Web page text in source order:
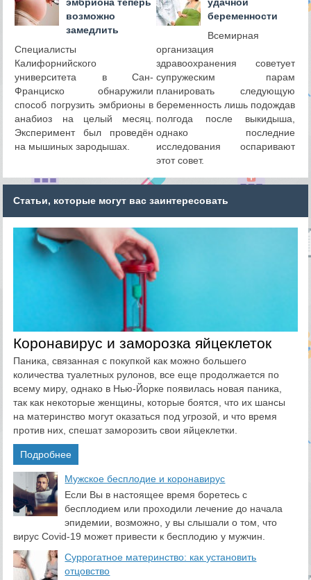
возможно
замедлить
Специалисты
Калифорнийского
университета в Сан-
Франциско обнаружили
способ погрузить эмбрионы в
анабиоз на целый месяц.
Эксперимент был проведён
на мышиных зародышах.
беременности
Всемирная
организация
здравоохранения советует
супружеским парам
планировать следующую
беременность лишь подождав
полгода после выкидыша,
однако последние
исследования оспаривают
этот совет.
Статьи, которые могут вас заинтересовать
Коронавирус и заморозка яйцеклеток
Паника, связанная с покупкой как можно большего
количества туалетных рулонов, все еще продолжается по
всему миру, однако в Нью-Йорке появилась новая паника,
так как некоторые женщины, которые боятся, что их шансы
на материнство могут оказаться под угрозой, и что время
против них, спешат заморозить свои яйцеклетки.
Подробнее
​Мужское бесплодие и коронавирус
Если Вы в настоящее время боретесь с
бесплодием или проходили лечение до начала
эпидемии, возможно, у вы слышали о том, что
вирус Covid-19 может привести к бесплодию у мужчин.
Суррогатное материнство: как установить
отцовство